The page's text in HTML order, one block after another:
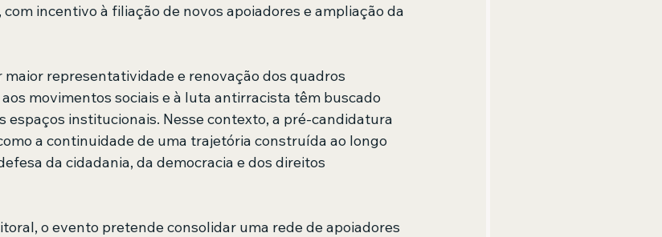
incentivo à filiação de novos apoiadores e ampliação da
maior representatividade e renovação dos quadros
movimentos sociais e à luta antirracista têm buscado
espaços institucionais. Nesse contexto, a pré-candidatura
a continuidade de uma trajetória construída ao longo
da cidadania, da democracia e dos direitos
o evento pretende consolidar uma rede de apoiadores